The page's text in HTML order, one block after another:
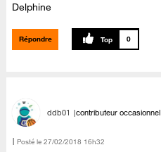
Delphine
Répondre 0
ddb01 contributeur occasionnel
Posté le ‎27/02/2018 16h32